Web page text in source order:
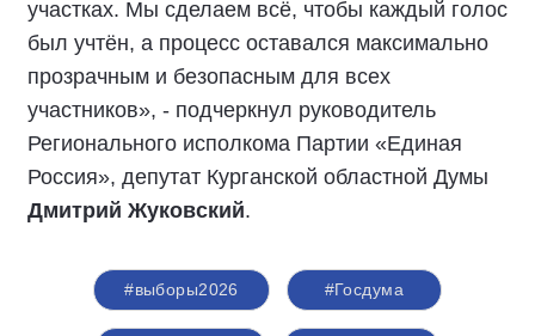
участках. Мы сделаем всё, чтобы каждый голос
был учтён, а процесс оставался максимально
прозрачным и безопасным для всех
участников», - подчеркнул руководитель
Регионального исполкома Партии «Единая
Россия», депутат Курганской областной Думы
Дмитрий Жуковский.
#выборы2026 #Госдума